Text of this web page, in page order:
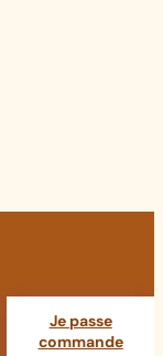
Je passe
commande